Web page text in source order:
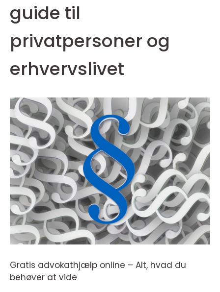
guide til
privatpersoner og
erhvervslivet
Gratis advokathjælp online – Alt, hvad du
behøver at vide